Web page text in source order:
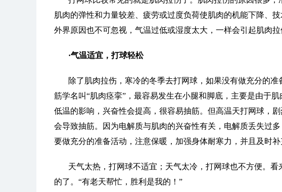
肌肉的弹性和力量较差、疲劳或过度负荷使肌肉的机能下降、
外界原因也不可忽视，气温过低或湿度太大，一样会引起肌肉拉
·气温适宜，打球轻松
除了肌肉拉伤，寒冷的冬季去打网球，如果没有做充分的
筋学名叫“肌肉痉挛”，最容易发生在小腿和脚底，主要是由于
低温的影响，兴奋性会提高，很容易抽筋。但高温天打网球，
会导致抽筋。因为电解质与肌肉的兴奋性有关，电解质丢失过
要做充分的准备活动，注意保暖，加强身体耐寒力，并且及时补
天气太热，打网球不适宜；天气太冷，打网球也不方便。
的了。“有老天帮忙，胜利是我的！”